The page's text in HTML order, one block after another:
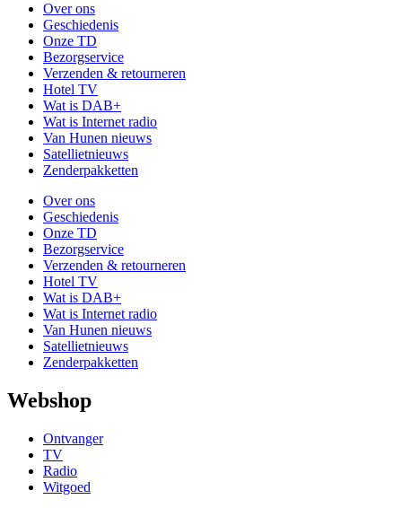
Over ons
Geschiedenis
Onze TD
Bezorgservice
Verzenden & retourneren
Hotel TV
Wat is DAB+
Wat is Internet radio
Van Hunen nieuws
Satellietnieuws
Zenderpakketten
Over ons
Geschiedenis
Onze TD
Bezorgservice
Verzenden & retourneren
Hotel TV
Wat is DAB+
Wat is Internet radio
Van Hunen nieuws
Satellietnieuws
Zenderpakketten
Webshop
Ontvanger
TV
Radio
Witgoed